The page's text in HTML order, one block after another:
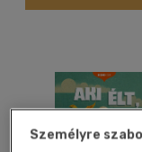
Gyermek és
Nyelv szerint
Személyre